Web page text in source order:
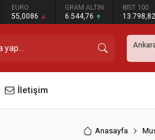
EURO
55,0086
GRAM ALTIN
6.544,76
BIST 100
13.798,82
İletişim
Anasayfa